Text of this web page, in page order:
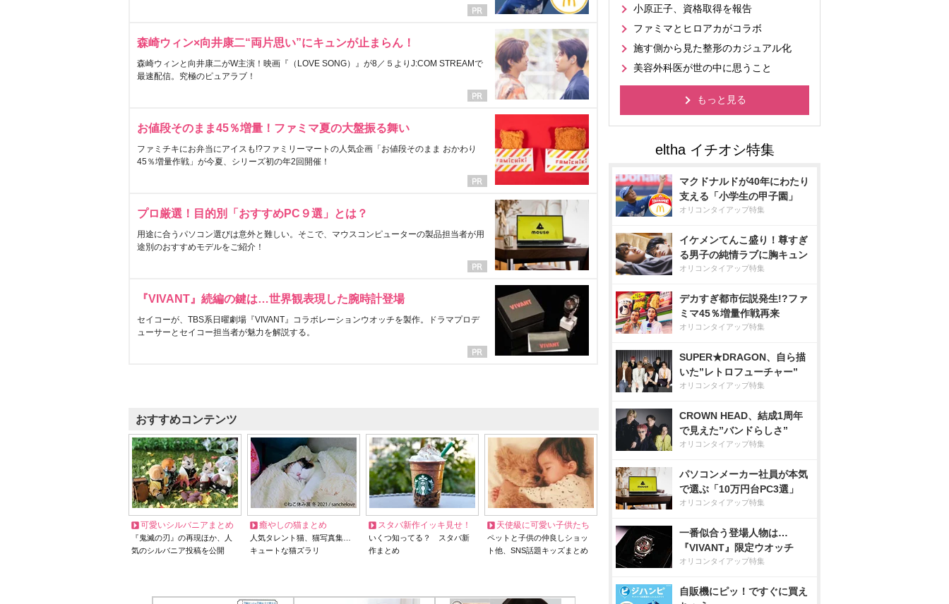
森崎ウィン×向井康二“両片思い”にキュンが止まらん！
森崎ウィンと向井康二がW主演！映画『（LOVE SONG）』が8／５よりJ:COM STREAMで
最速配信。究極のピュアラブ！
お値段そのまま45％増量！ファミマ夏の大盤振る舞い
ファミチキにお弁当にアイスも!?ファミリーマートの人気企画「お値段そのまま おかわり
45％増量作戦」が今夏、シリーズ初の年2回開催！
プロ厳選！目的別「おすすめPC９選」とは？
用途に合うパソコン選びは意外と難しい。そこで、マウスコンピューターの製品担当者が用
途別のおすすめモデルをご紹介！
『VIVANT』続編の鍵は…世界観表現した腕時計登場
セイコーが、TBS系日曜劇場『VIVANT』コラボレーションウオッチを製作。ドラマプロデ
ューサーとセイコー担当者が魅力を解説する。
おすすめコンテンツ
可愛いシルバニアまとめ
『鬼滅の刃』の再現ほか、人
気のシルバニア投稿を公開
癒やしの猫まとめ
人気タレント猫、猫写真集…
キュートな猫ズラリ
スタバ新作イッキ見せ！
いくつ知ってる？ スタバ新
作まとめ
天使級に可愛い子供たち
ペットと子供の仲良しショッ
ト他、SNS話題キッズまとめ
小原正子、資格取得を報告
ファミマとヒロアカがコラボ
施す側から見た整形のカジュアル化
美容外科医が世の中に思うこと
もっと見る
マクドナルドが40年にわたり
支える「小学生の甲子園」
オリコンタイアップ特集
イケメンてんこ盛り！尊すぎ
る男子の純情ラブに胸キュン
オリコンタイアップ特集
デカすぎ都市伝説発生!?ファ
ミマ45％増量作戦再来
オリコンタイアップ特集
SUPER★DRAGON、自ら描
いた”レトロフューチャー”
オリコンタイアップ特集
CROWN HEAD、結成1周年
で見えた”バンドらしさ”
オリコンタイアップ特集
パソコンメーカー社員が本気
で選ぶ「10万円台PC3選」
オリコンタイアップ特集
一番似合う登場人物は…
『VIVANT』限定ウオッチ
オリコンタイアップ特集
自販機にピッ！ですぐに買え